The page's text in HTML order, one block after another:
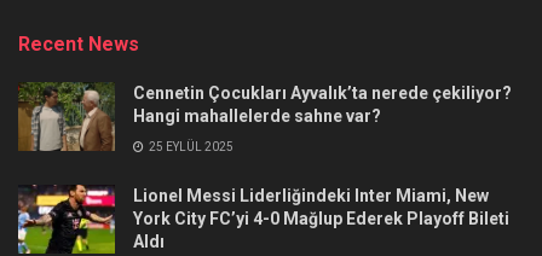
Recent News
Cennetin Çocukları Ayvalık’ta nerede çekiliyor?
Hangi mahallelerde sahne var?
25 EYLÜL 2025
Lionel Messi Liderliğindeki Inter Miami, New
York City FC’yi 4-0 Mağlup Ederek Playoff Bileti
Aldı